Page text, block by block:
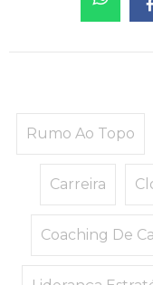
Rumo Ao Topo
Carreira
Coaching De